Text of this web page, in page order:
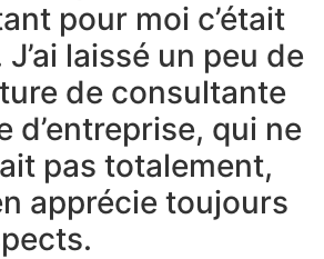
pour moi c’était
J’ai laissé un peu de
de consultante
d’entreprise, qui ne
pas totalement,
apprécie toujours